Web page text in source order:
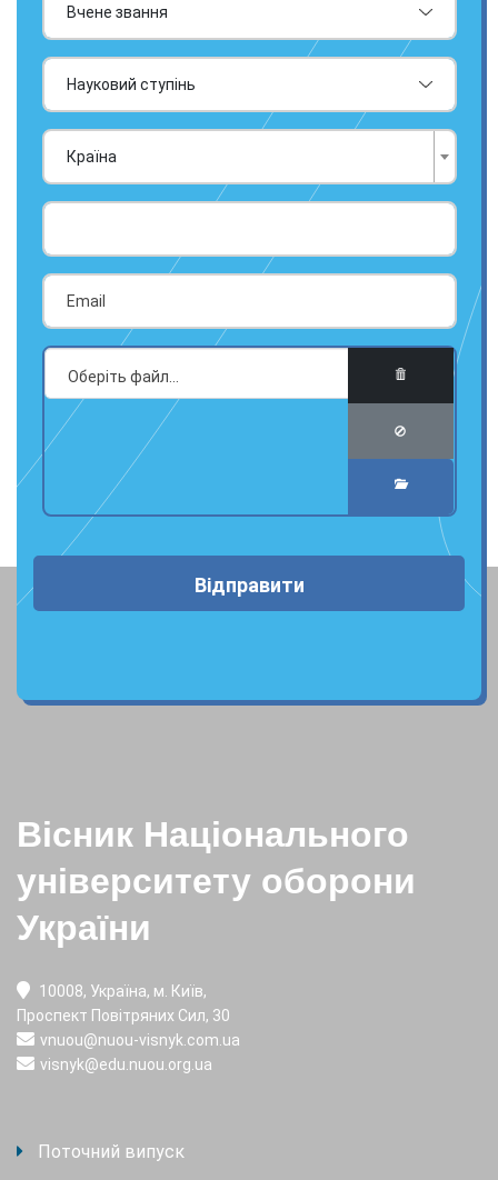
Країна
Відправити
Вісник Національного
університету оборони
України
10008, Україна, м. Київ,
Проспект Повітряних Сил, 30
vnuou@nuou-visnyk.com.ua
visnyk@edu.nuou.org.ua
Поточний випуск